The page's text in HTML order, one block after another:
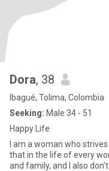
Dora, 38
Ibagué, Tolima, Colombia
Seeking: Male 34 - 51
Happy Life
I am a woman who
that in the life of every
and family, and I also